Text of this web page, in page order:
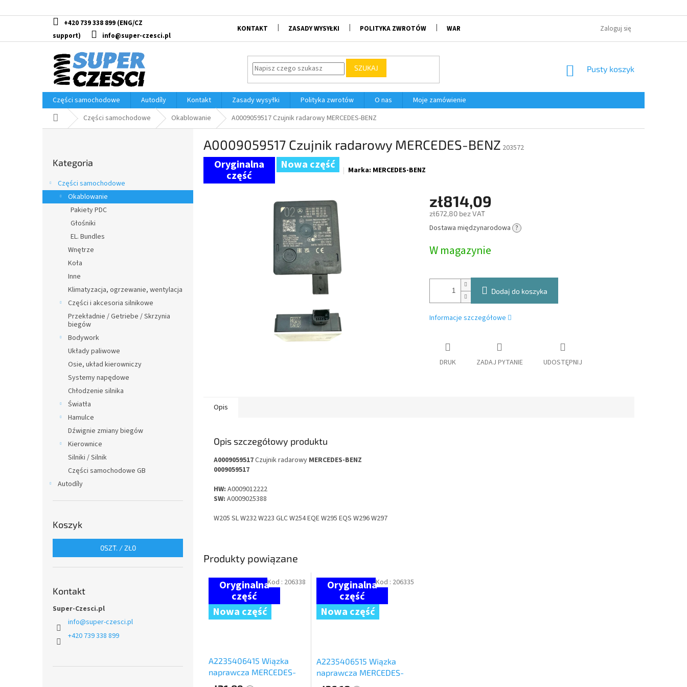
do
+420 739 338 899
info@super-czesci.pl
KONTAKT ZASADY WYSYŁKI POLITYKA ZWROTÓW WARUNKI HANDLOWE POLITYKA OCHRONY PRYWATNOŚCI
Zaloguj się
SZUKAJ KOSZYK
Pusty koszyk
Części samochodowe Autodíly Kontakt Zasady wysyłki Polityka zwrotów O nas
Moje zamówienie
Home Części samochodowe Okablowanie A0009059517 Czujnik radarowy MERCEDES-BENZ
b
o
kategorie
Kategoria
Części samochodowe
Okablowanie
Pakiety PDC
Głośniki
EL. Bundles
Wnętrze
Koła
Inne
Klimatyzacja, ogrzewanie, wentylacja
Części i akcesoria silnikowe
Przekładnie / Getriebe / Skrzynia
biegów
Bodywork
Układy paliwowe
Osie, układ kierowniczy
Systemy napędowe
Chłodzenie silnika
Światła
Hamulce
Dźwignie zmiany biegów
Kierownice
Silniki / Silnik
Części samochodowe GB
Autodíly
Koszyk
0SZT. /ZŁ0
Kontakt
Super-Czesci.pl
info@super-czesci.pl
+420 739 338 899
A0009059517 Czujnik radarowy MERCEDES-BENZ 203572
Nowa część Marka: MERCEDES-BENZ
zł814,09
zł672,80 bez VAT
Cena
Dostawa międzynarodowa ?
W magazynie
Dodaj do koszyka
Informacje szczegółowe
DRUK ZADAJ PYTANIE UDOSTĘPNIJ
Opis
Opis szczegółowy produktu
A0009059517Czujnik radarowy MERCEDES-BENZ
0009059517
HW: A0009012222
SW: A0009025388
W205 SL W232 W223 GLC W254 EQE W295 EQS W296 W297
Produkty powiązane
Nowa część
A2235406415 Wiązka
naprawcza MERCEDES-
BENZ
Kod : 206338
Nowa część
A2235406515 Wiązka
naprawcza MERCEDES-
BENZ
Kod : 206335